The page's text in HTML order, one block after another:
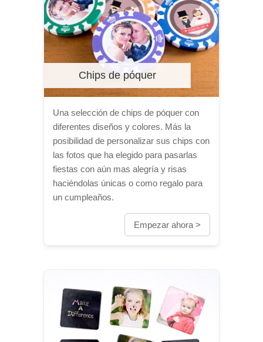
Chips de póquer
Una selección de chips de póquer con
diferentes diseños y colores. Más la
posibilidad de personalizar sus chips con
las fotos que ha elegido para pasarlas
fiestas con aún mas alegría y risas
haciéndolas únicas o como regalo para
un cumpleaños.
Empezar ahora >